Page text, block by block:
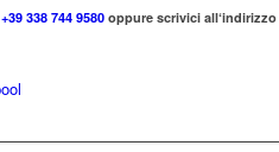
+39 338 744 9580 oppure scrivici all‘indirizzo